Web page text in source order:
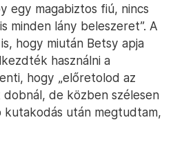
egy magabiztos fiú, nincs
minden lány beleszeret”. A
hogy miután Betsy apja
használni a
hogy „előretolod az
de közben szélesen
kutakodás után megtudtam,